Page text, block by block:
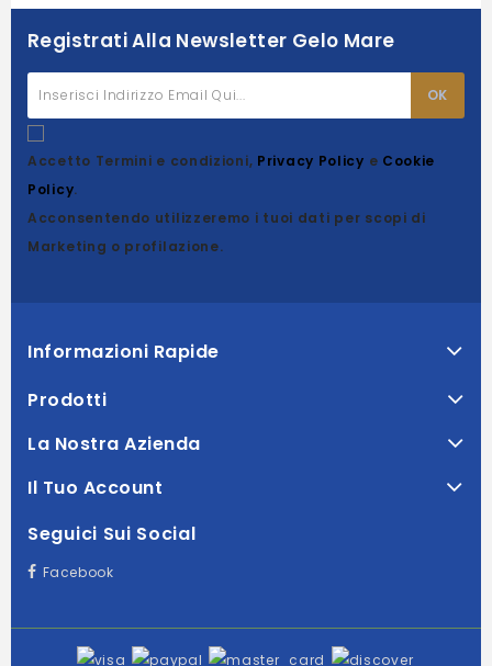
Registrati Alla Newsletter Gelo Mare
Accetto Termini e condizioni, Privacy Policy e Cookie
Policy.
Acconsentendo utilizzeremo i tuoi dati per scopi di
Marketing o profilazione.
Informazioni Rapide
Prodotti
La Nostra Azienda
Il Tuo Account
Seguici Sui Social
Facebook